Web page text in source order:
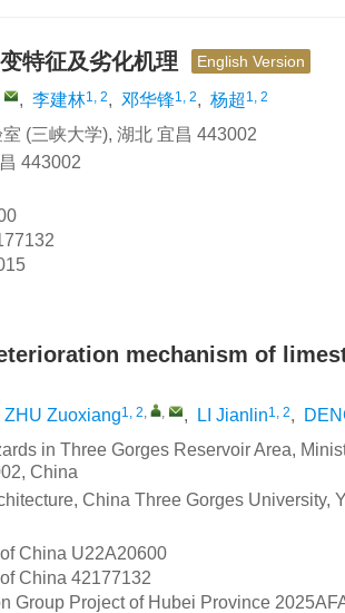
特征及劣化机理 English Version
, 李建林1, 2, 邓华锋1, 2, 杨超 1, 2
(三峡大学), 湖北 宜昌 443002
443002
mechanism of
ZHU Zuoxiang1, 2, , , LI Jianlin1, 2,
in Three Gorges Reservoir Area,
China
China Three Gorges University,
China U22A20600
China 42177132
Group Project of Hubei Province